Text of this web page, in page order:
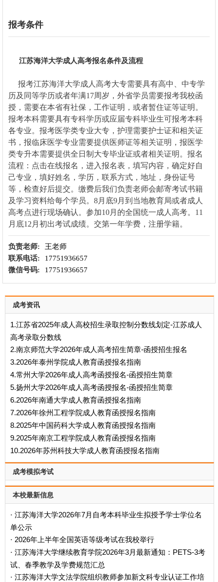
报考条件
江苏海洋大学成人高考报名条件及流程
报考江苏海洋大学成人高考大专需要具有高中、中专学
历及同等学历或者年满17周岁，外省学员需要报考我校函
授，需要在本省有社保，工作证明，或者暂住证等证明。
报考本科需要具有专科学历或应届专科毕业生可报考本科
各专业。报考医学类专业大专，护理需要护士证和相关证
书，报临床医学专业需要提供医师证等相关证明，报医学
类专升本需要提供全日制大专毕业证或者相关证明。报名
流程：点击在线报名，进入报名表，填写内容，确定好自
己专业，填好姓名，学历，联系方式，地址，身份证号
等，检查好后提交。缴费后我们负责老师会邮寄考试书籍
及学习资料给每个学员。8月底9月到当地教育局或者成人
高考点进行现场确认。参加10月的全国统一成人高考。11
月底12月初出考试成绩。交第一年学费，注册学籍。
负责老师:
王老师
联系电话:
17751936657
微信号码:
17751936657
成考资讯
1.江苏省2025年成人高校招生录取控制分数线划定-江苏成人
高考录取分数线
2.南京师范大学2026年成人高考招生简章-函授招生报名
3.2026年泰州学院成人教育函授报名指南
4.常州大学2026年成人高考函授报名-函授招生简章
5.扬州大学2026年成人高考函授报名-函授招生简章
6.2026年南通大学成人教育函授报名指南
7.2026年徐州工程学院成人教育函授报名指南
8.2025年中国药科大学成人教育函授报名指南
9.2025年南京工程学院成人教育函授报名指南
10.2026年苏州科技大学成人教育函授报名指南
成考模拟考试
本校最新信息
· 江苏海洋大学2026年7月自考本科毕业生拟授予学士学位名
单公示
· 2026年上半年全国英语等级考试在我校举行
· 江苏海洋大学继续教育学院2026年3月最新通知：PETS-3考
试、春季教学及学费规范汇总
· 江苏海洋大学文法学院组织教师参加新文科专业认证工作培